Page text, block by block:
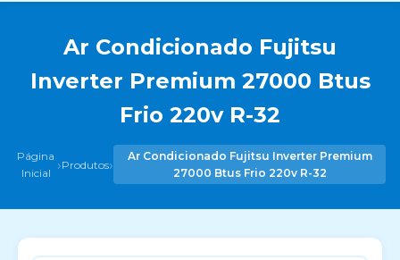
Ar Condicionado Fujitsu
Inverter Premium 27000 Btus
Frio 220v R-32
Página
Inicial ›Produtos›
Ar Condicionado Fujitsu Inverter Premium
27000 Btus Frio 220v R-32